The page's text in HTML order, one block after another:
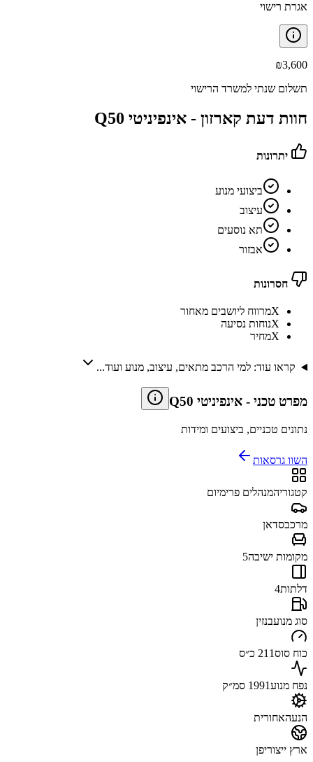
אגרת רישוי
₪3,600
תשלום שנתי למשרד הרישוי
חוות דעת קארזון - אינפיניטי Q50
יתרונות
ביצועי מנוע
עיצוב
תא נוסעים
אבזור
חסרונות
Xמרווח ליושבים מאחור
Xנוחות נסיעה
Xמחיר
קראו עוד: למי הרכב מתאים, עיצוב, מנוע ועוד...
מפרט טכני - אינפיניטי Q50
נתונים טכניים, ביצועים ומידות
השוו גרסאות
קטגוריהמנהלים פרימיום
מרכבסדאן
מקומות ישיבה5
דלתות4
סוג מנועבנזין
כוח סוס211 כ״ס
נפח מנוע1991 סמ״ק
הנעהאחורית
ארץ ייצוריפן